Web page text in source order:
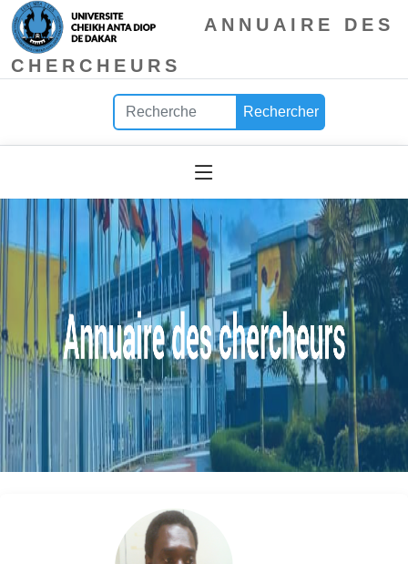
ANNUAIRE DES
CHERCHEURS
Rechercher